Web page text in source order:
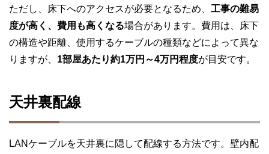
ただし、床下へのアクセスが必要となるため、 工事の難易
度が高く、費用も高くなる場合があります。費用は、床下
の構造や距離、使用するケーブルの種類などによって異な
りますが、 1部屋あたり約1万円～4万円程度が目安です。
天井裏配線
LANケーブルを天井裏に隠して配線する方法です。壁内配